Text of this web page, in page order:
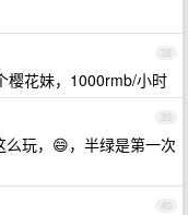
38
花妹，1000rmb/小时
39
玩，😄，半绿是第一次
40